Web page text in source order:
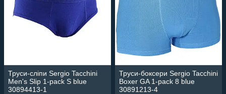
Труси-сліпи Sergio Tacchini
Men's Slip 1-pack S blue
30894413-1
Труси-боксери Sergio Tacchini
Boxer GA 1-pack 8 blue
30891213-4